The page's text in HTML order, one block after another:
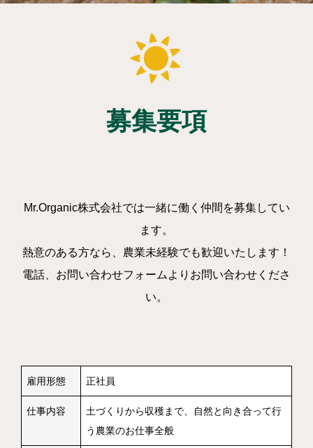
募集要項
Mr.Organic株式会社では一緒に働く仲間を募集してい
ます。
熱意のある方なら、農業未経験でも歓迎いたします！
電話、お問い合わせフォームよりお問い合わせくださ
い。
雇用形態 正社員
仕事内容
土づくりから収穫まで、自然と向き合って行
う農業のお仕事全般